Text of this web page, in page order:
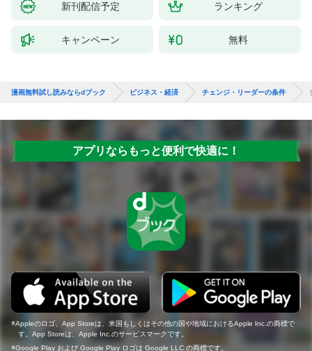
新刊配信予定 ランキング
キャンペーン 無料
漫画無料試し読みならdブック ビジネス・経済 チェンジ・リーダーの条件
アプリならもっと便利で快適に！
Appleのロゴ、App Storeは、米国もしくはその他の国や地域におけるApple Inc.の商標で
す。App Storeは、Apple Inc.のサービスマークです。
Google Play および Google Play ロゴは Google LLC の商標です。